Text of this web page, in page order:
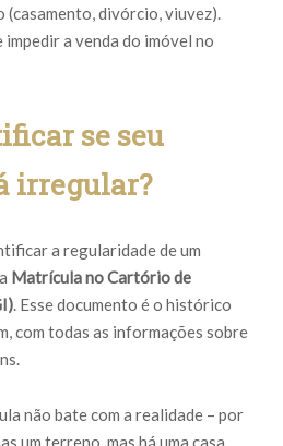
divórcio, viuvez).
impedir a venda do imóvel no
se seu
irregular?
a regularidade de um
Matrícula no Cartório de
. Esse documento é o histórico
com todas as informações sobre
não bate com a realidade – por
um terreno, mas há uma casa